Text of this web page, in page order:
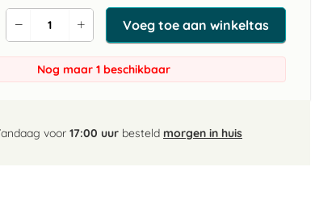
Verhoog
de
aantal
Verlaag
de
aantal
Voeg toe aan winkeltas
Nog maar 1 beschikbaar
voor 17:00 uur besteld morgen in huis